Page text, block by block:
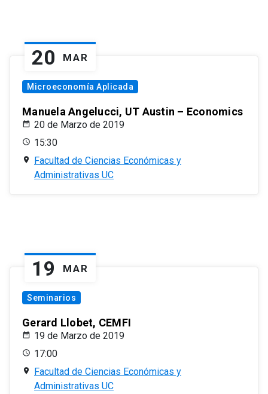
20 MAR
Microeconomía Aplicada
Manuela Angelucci, UT Austin – Economics
20 de Marzo de 2019
15:30
Facultad de Ciencias Económicas y
Administrativas UC
19 MAR
Seminarios
Gerard Llobet, CEMFI
19 de Marzo de 2019
17:00
Facultad de Ciencias Económicas y
Administrativas UC